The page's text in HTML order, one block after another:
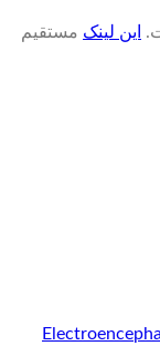
این لینک مستقیم